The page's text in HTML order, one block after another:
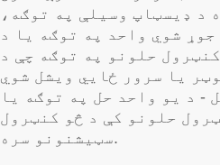
د ډیسټاپ وسیلې په توګه،
شوي واحد په توګه یا د
حلونو په توګه چې د
یا سرور ځایي ویشل شوي
- د یو واحد حل په توګه یا
حلونو کې د څو کنټرول
سټیشنونو سره.